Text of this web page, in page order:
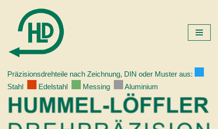
Zum
springen
Präzisionsdrehteile nach Zeichnung, DIN oder Muster aus:
Stahl
Edelstahl Messing Aluminium